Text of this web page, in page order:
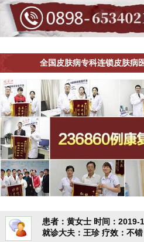
全国皮肤病专科连锁皮肤病
患者：黄女士 时间：2019-
就诊大夫：王珍 疗效：不错